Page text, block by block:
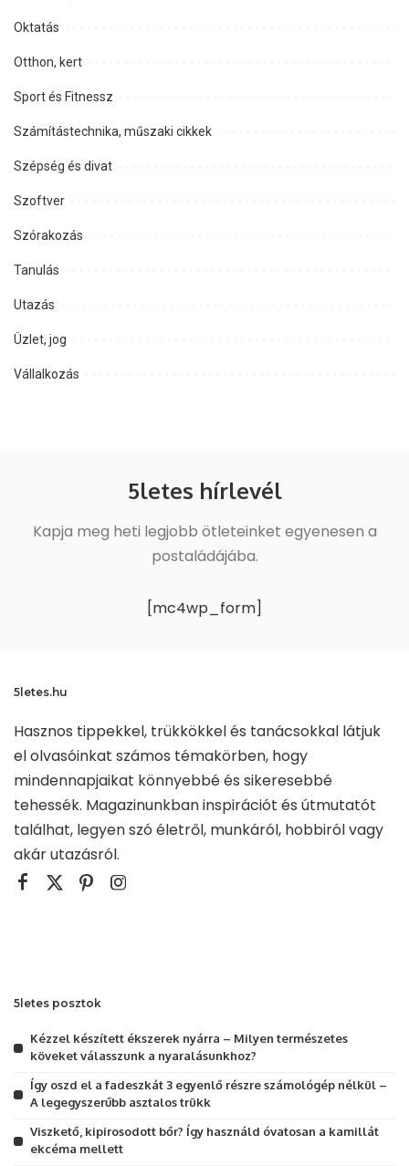
Oktatás
Otthon, kert
Sport és Fitnessz
Számítástechnika, műszaki cikkek
Szépség és divat
Szoftver
Szórakozás
Tanulás
Utazás
Üzlet, jog
Vállalkozás
5letes hírlevél
Kapja meg heti legjobb ötleteinket egyenesen a
postaládájába.
[mc4wp_form]
5letes.hu
Hasznos tippekkel, trükkökkel és tanácsokkal látjuk
el olvasóinkat számos témakörben, hogy
mindennapjaikat könnyebbé és sikeresebbé
tehessék. Magazinunkban inspirációt és útmutatót
találhat, legyen szó életről, munkáról, hobbiról vagy
akár utazásról.
5letes posztok
Kézzel készített ékszerek nyárra – Milyen természetes
köveket válasszunk a nyaralásunkhoz?
Így oszd el a fadeszkát 3 egyenlő részre számológép nélkül –
A legegyszerűbb asztalos trükk
Viszkető, kipirosodott bőr? Így használd óvatosan a kamillát
ekcéma mellett